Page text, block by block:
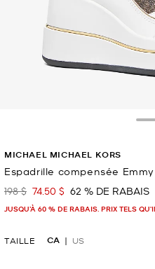
MICHAEL MICHAEL KORS
Espadrille compensée
était
198 $ maintenant
74.50 $ 62 % DE RABAIS
JUSQU’À 60 % DE RABAIS. PRIX TELS
TAILLE CA US